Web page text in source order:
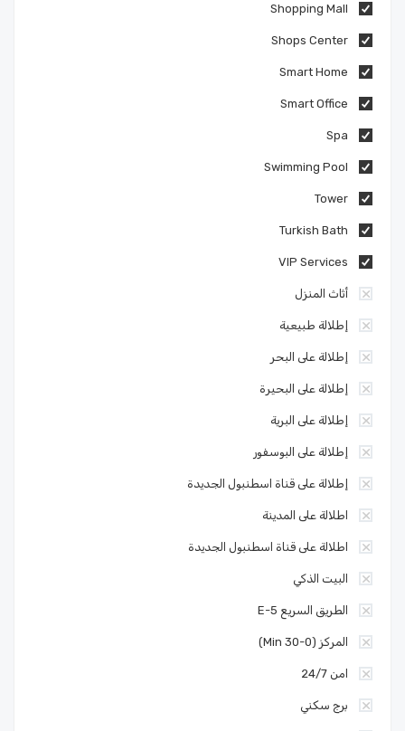
Shopping Mall
Shops Center
Smart Home
Smart Office
Spa
Swimming Pool
Tower
Turkish Bath
VIP Services
أثاث المنزل
إطلالة طبيعية
إطلالة على البحر
إطلالة على البحيرة
إطلالة على البرية
إطلالة على البوسفور
إطلالة على قناة اسطنبول الجديدة
اطلالة على المدينة
اطلالة على قناة اسطنبول الجديدة
البيت الذكي
الطريق السريع E-5
المركز (0-30 Min)
امن 24/7
برج سكني